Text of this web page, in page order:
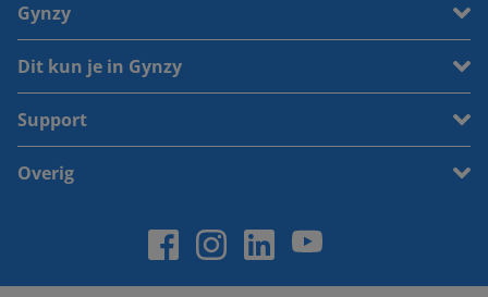
Gynzy
Dit kun je in Gynzy
Support
Overig